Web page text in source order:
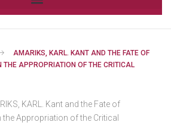
AMARIKS, KARL. KANT AND THE FATE OF
THE APPROPRIATION OF THE CRITICAL
KARL. Kant and the Fate of
Appropriation of the Critical